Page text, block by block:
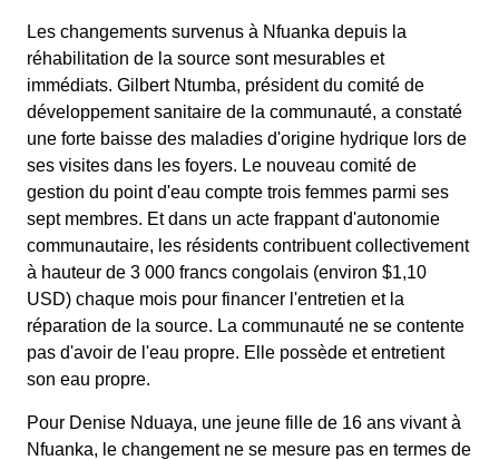
Les changements survenus à Nfuanka depuis la
réhabilitation de la source sont mesurables et
immédiats. Gilbert Ntumba, président du comité de
développement sanitaire de la communauté, a constaté
une forte baisse des maladies d'origine hydrique lors de
ses visites dans les foyers. Le nouveau comité de
gestion du point d'eau compte trois femmes parmi ses
sept membres. Et dans un acte frappant d'autonomie
communautaire, les résidents contribuent collectivement
à hauteur de 3 000 francs congolais (environ $1,10
USD) chaque mois pour financer l'entretien et la
réparation de la source. La communauté ne se contente
pas d'avoir de l'eau propre. Elle possède et entretient
son eau propre.
Pour Denise Nduaya, une jeune fille de 16 ans vivant à
Nfuanka, le changement ne se mesure pas en termes de